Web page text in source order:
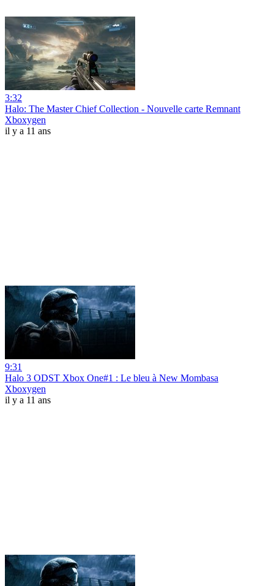
3:32
Halo: The Master Chief Collection - Nouvelle carte Remnant
Xboxygen
il y a 11 ans
9:31
Halo 3 ODST Xbox One#1 : Le bleu à New Mombasa
Xboxygen
il y a 11 ans